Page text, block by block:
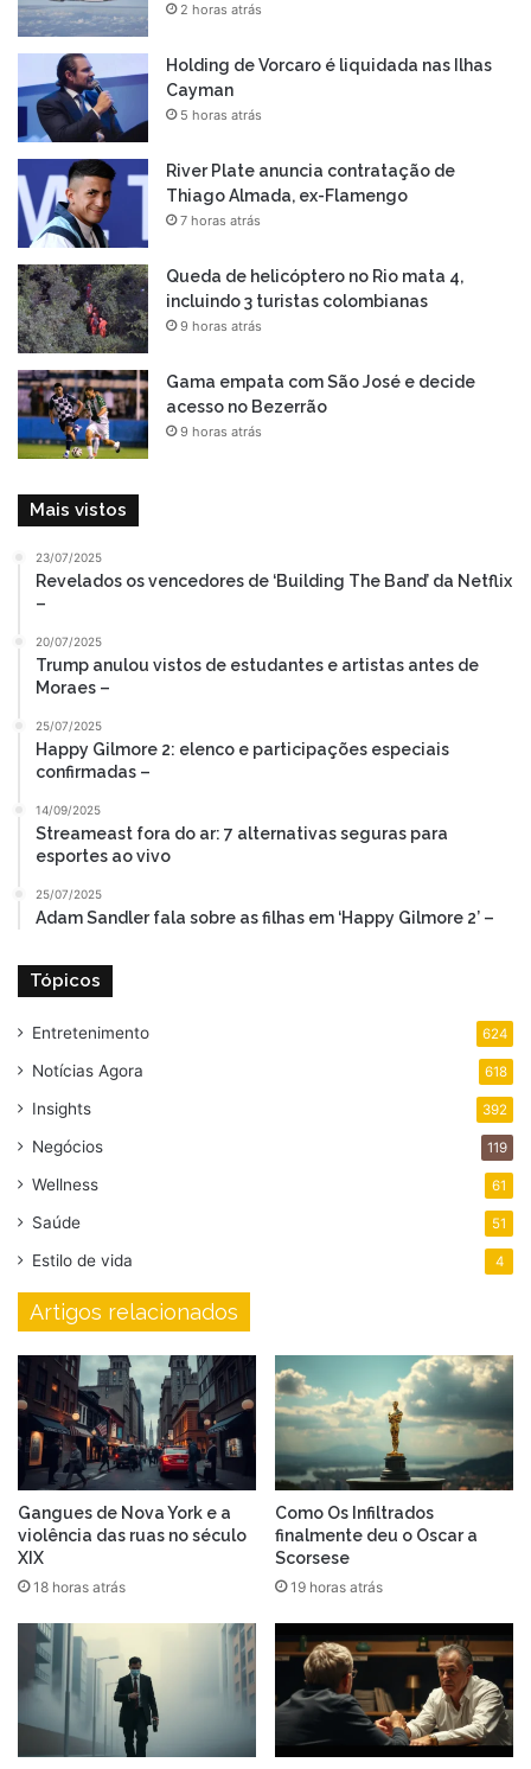
2 horas atrás
Holding de Vorcaro é liquidada nas Ilhas
Cayman
5 horas atrás
River Plate anuncia contratação de
Thiago Almada, ex-Flamengo
7 horas atrás
Queda de helicóptero no Rio mata 4,
incluindo 3 turistas colombianas
9 horas atrás
Gama empata com São José e decide
acesso no Bezerrão
9 horas atrás
Mais vistos
23/07/2025
Revelados os vencedores de ‘Building The Band’ da Netflix
–
20/07/2025
Trump anulou vistos de estudantes e artistas antes de
Moraes –
25/07/2025
Happy Gilmore 2: elenco e participações especiais
confirmadas –
14/09/2025
Streameast fora do ar: 7 alternativas seguras para
esportes ao vivo
25/07/2025
Adam Sandler fala sobre as filhas em ‘Happy Gilmore 2’ –
Tópicos
Entretenimento 624
Notícias Agora 618
Insights 392
Negócios 119
Wellness 61
Saúde 51
Estilo de vida 4
Artigos relacionados
Gangues de Nova York e a
violência das ruas no século
XIX
18 horas atrás
Como Os Infiltrados
finalmente deu o Oscar a
Scorsese
19 horas atrás